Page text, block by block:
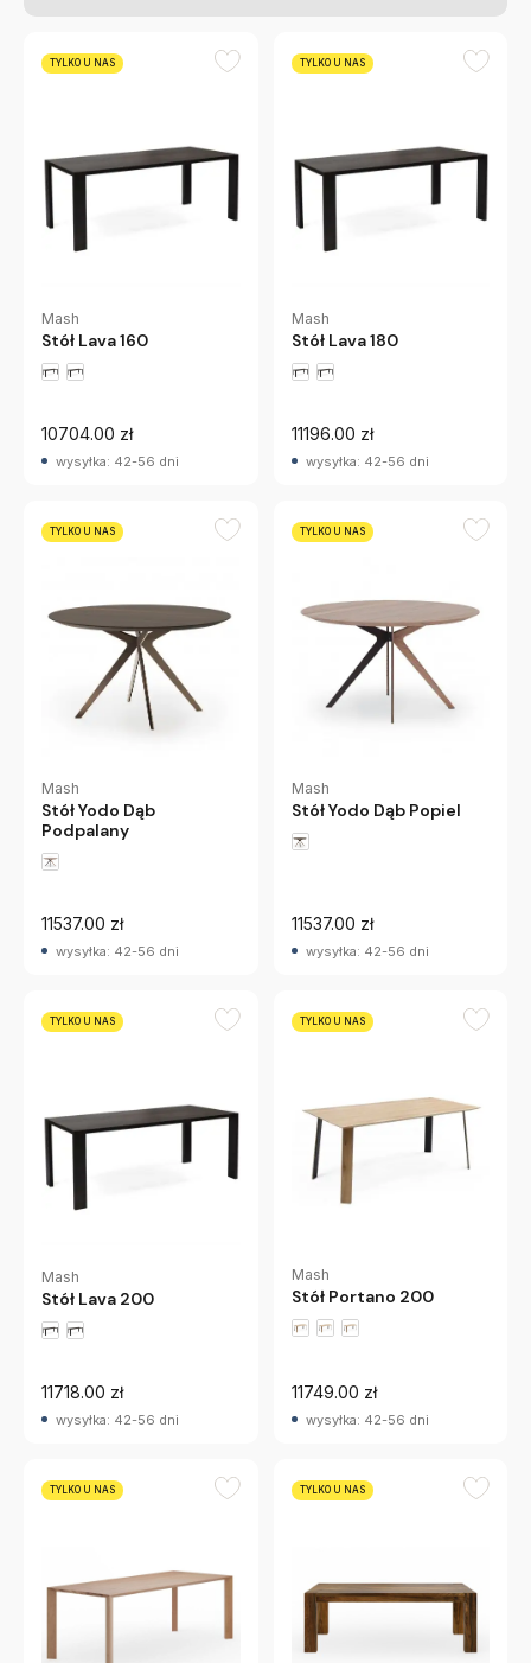
TYLKO U NAS
Mash
Stół Lava 160
10704.00 zł
wysyłka: 42-56 dni
TYLKO U NAS
Mash
Stół Lava 180
11196.00 zł
wysyłka: 42-56 dni
TYLKO U NAS
Mash
Stół Yodo Dąb
Podpalany
11537.00 zł
wysyłka: 42-56 dni
TYLKO U NAS
Mash
Stół Yodo Dąb Popiel
11537.00 zł
wysyłka: 42-56 dni
TYLKO U NAS
Mash
Stół Lava 200
11718.00 zł
wysyłka: 42-56 dni
TYLKO U NAS
Mash
Stół Portano 200
11749.00 zł
wysyłka: 42-56 dni
TYLKO U NAS TYLKO U NAS